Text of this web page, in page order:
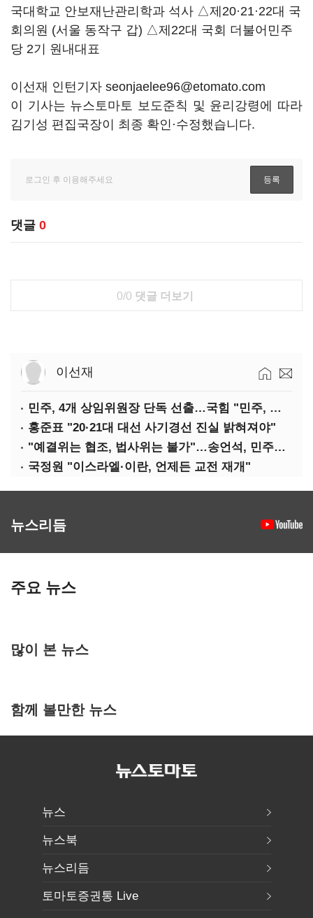
국대학교 안보재난관리학과 석사 △제20·21·22대 국
회의원 (서울 동작구 갑) △제22대 국회 더불어민주
당 2기 원내대표
이선재 인턴기자 seonjaelee96@etomato.com
이 기사는 뉴스토마토 보도준칙 및 윤리강령에 따라
김기성 편집국장이 최종 확인·수정했습니다.
댓글 0
0/0 댓글 더보기
이선재
민주, 4개 상임위원장 단독 선출…국힘 "민주, 협치 무너뜨려"
홍준표 "20·21대 대선 사기경선 진실 밝혀져야"
"예결위는 협조, 법사위는 불가"…송언석, 민주당 압박
국정원 "이스라엘·이란, 언제든 교전 재개"
뉴스리듬
주요 뉴스
많이 본 뉴스
함께 볼만한 뉴스
뉴스
뉴스북
뉴스리듬
토마토증권통 Live